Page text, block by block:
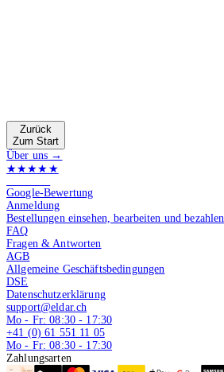
Zurück
Zum Start
Über uns →
★★★★★
Google-Bewertung
Anmeldung
Bestellungen einsehen, bearbeiten und bezahlen
FAQ
Fragen & Antworten
AGB
Allgemeine Geschäftsbedingungen
DSE
Datenschutzerklärung
support@eldar.ch
Mo - Fr: 08:30 - 17:30
+41 (0) 61 551 11 05
Mo - Fr: 08:30 - 17:30
Zahlungsarten